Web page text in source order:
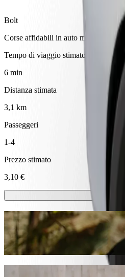
Bolt
Corse affidabili in auto medie di uso
Tempo di viaggio stimato
6 min
Distanza stimata
3,1 km
Passeggeri
1-4
Prezzo stimato
3,10 €
Monopattini o bici
Muoviti a Jonava con monopattini o
Ottieni l'applicazione Bolt
Vai da IKI